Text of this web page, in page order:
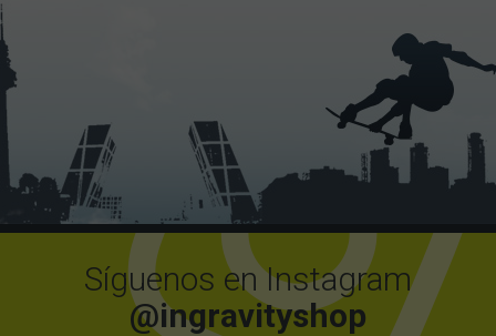
Síguenos en Instagram
@ingravityshop